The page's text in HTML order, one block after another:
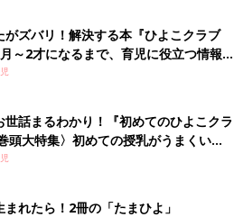
がズバリ！解決する本『ひよこクラブ
～2才になるまで、育児に役立つ情報が
世話まるわかり！『初めてのひよこクラ
頭大特集〉初めての授乳がうまくい
・ミルクの基本と夏のトラブル 解決テ
れたら！2冊の「たまひよ」